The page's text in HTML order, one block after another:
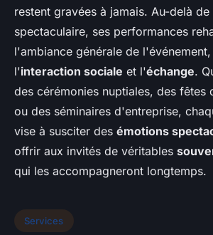
restent gravées à jamais. Au-delà
spectaculaire, ses performances
l'ambiance générale de
l'interaction sociale et l'échange.
des cérémonies nuptiales, des fêtes
ou des séminaires d'entreprise,
vise à susciter des émotions
offrir aux invités de véritables
qui les accompagneront longtemps.
Services